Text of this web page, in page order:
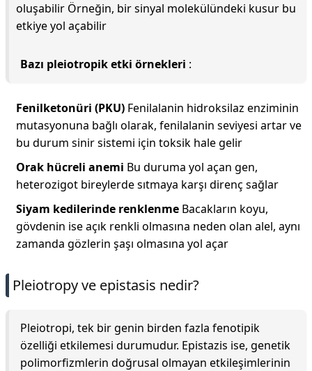
oluşabilir Örneğin, bir sinyal molekülündeki kusur bu
etkiye yol açabilir
Bazı pleiotropik etki örnekleri :
Fenilketonüri (PKU) Fenilalanin hidroksilaz enziminin
mutasyonuna bağlı olarak, fenilalanin seviyesi artar ve
bu durum sinir sistemi için toksik hale gelir
Orak hücreli anemi Bu duruma yol açan gen,
heterozigot bireylerde sıtmaya karşı direnç sağlar
Siyam kedilerinde renklenme Bacakların koyu,
gövdenin ise açık renkli olmasına neden olan alel, aynı
zamanda gözlerin şaşı olmasına yol açar
Pleiotropy ve epistasis nedir?
Pleiotropi, tek bir genin birden fazla fenotipik
özelliği etkilemesi durumudur. Epistazis ise, genetik
polimorfizmlerin doğrusal olmayan etkileşimlerinin